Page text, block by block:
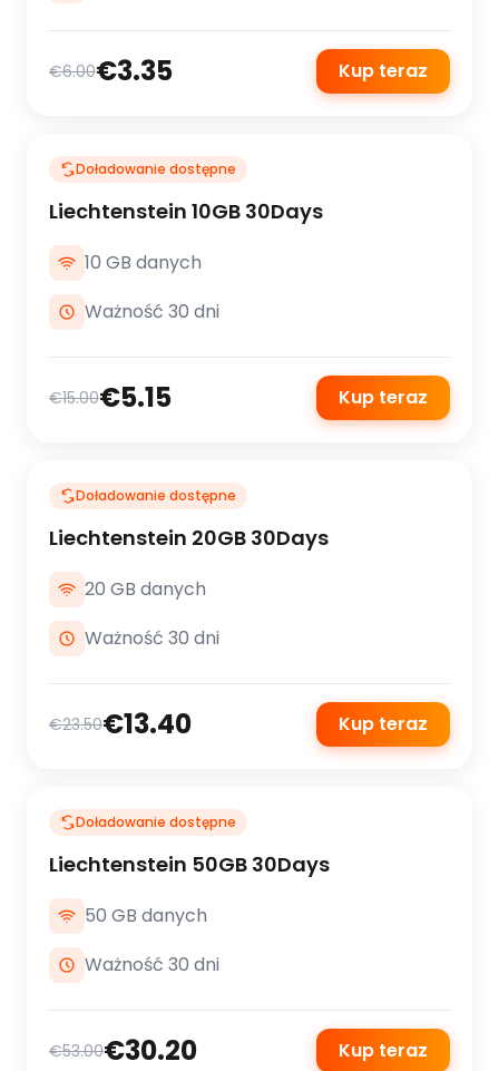
€6.00€3.35 Kup teraz
Doładowanie dostępne
Liechtenstein 10GB 30Days
10 GB danych
Ważność 30 dni
€15.00€5.15 Kup teraz
Doładowanie dostępne
Liechtenstein 20GB 30Days
20 GB danych
Ważność 30 dni
€23.50€13.40 Kup teraz
Doładowanie dostępne
Liechtenstein 50GB 30Days
50 GB danych
Ważność 30 dni
€53.00€30.20 Kup teraz